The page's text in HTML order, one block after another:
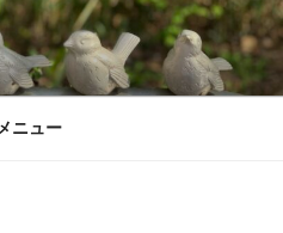
メニュー